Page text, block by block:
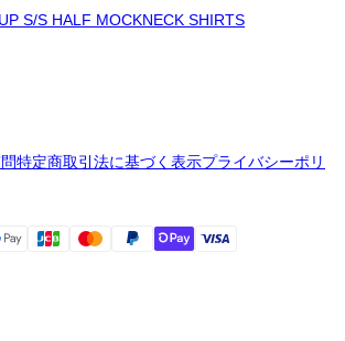
S/S HALF MOCKNECK SHIRTS
特定商取引法に基づく表示プライバシーポリ